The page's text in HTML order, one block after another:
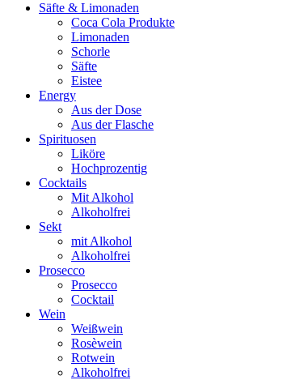
Säfte & Limonaden
Coca Cola Produkte
Limonaden
Schorle
Säfte
Eistee
Energy
Aus der Dose
Aus der Flasche
Spirituosen
Liköre
Hochprozentig
Cocktails
Mit Alkohol
Alkoholfrei
Sekt
mit Alkohol
Alkoholfrei
Prosecco
Prosecco
Cocktail
Wein
Weißwein
Rosèwein
Rotwein
Alkoholfrei